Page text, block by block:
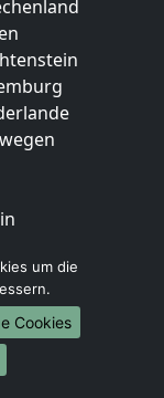
am Main
um die
Cookies